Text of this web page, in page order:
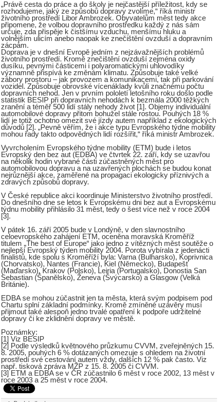
„Právě cesta do práce a do školy je nejčastější příležitost, kdy se
rozhodujeme, jaký ze způsobů dopravy zvolíme,“ říká ministr
životního prostředí Libor Ambrozek. Obyvatelům měst tedy akce
připomene, že volbou dopravního prostředku každý z nás sám
určuje, zda přispěje k čistšímu vzduchu, menšímu hluku a
volnějším ulicím anebo naopak ke znečištění ovzduší a dopravním
zácpám.
Doprava je v dnešní Evropě jedním z nejzávažnějších problémů
životního prostředí. Kromě znečištění ovzduší zejména oxidy
dusíku, pevnými částicemi i polyaromatickými uhlovodíky
významně přispívá ke změnám klimatu. Způsobuje také velké
zábory prostoru – jak provozem a komunikacemi, tak při parkování
vozidel. Způsobuje obrovské vícenáklady kvůli značnému počtu
dopravních nehod. Jen v prvním pololetí letošního roku došlo podle
statistik BESIP při dopravních nehodách k bezmála 2000 těžkých
zranění a téměř 500 lidí stály nehody život [1]. Objemy individuální
automobilové dopravy přitom bohužel stále rostou. Pouhých 18 %
lidí je totiž ochotno omezit své jízdy autem například z ekologických
důvodů [2]. „Pevně věřím, že i akce typu Evropského týdne mobility
mohou řady takto odpovědných lidí rozšířit,“ říká ministr Ambrozek.
Vyvrcholením Evropského týdne mobility (ETM) bude i letos
Evropský den bez aut (EDBA) ve čtvrtek 22. září, kdy se uzavřou
na několik hodin vybrané části zúčastněných měst pro
automobilovou dopravu a na uzavřených plochách se budou konat
nejrůznější akce, zaměřené na propagaci ekologicky příznivých a
zdravých způsobů dopravy.
V České republice akci koordinuje Ministerstvo životního prostředí.
Do dnešního dne se letos k Evropskému dni bez aut a Evropskému
týdnu mobility přihlásilo 31 měst, tedy o šest více než v roce 2004
[3].
V pátek 16. září 2005 bude v Londýně, v den slavnostního
celoevropského zahájení ETM, oceněna moravská Kroměříž
titulem „The best of Europe“ jako jedno z vítězných měst soutěže o
nejlepší Evropský týden mobility 2004. Porota vybírala z jedenácti
finalistů, kde spolu s Kroměříží byla: Varna (Bulharsko), Koprivnica
(Chorvatsko), Nantes (Francie), Kiel (Německo), Budapešť
(Maďarsko), Krakov (Polsko), Leiria (Portugalsko), Donostia San
Sebastian (Španělsko), Ženeva (Švýcarsko) a Glasgow (Velká
Británie).
EDBA se mohou zúčastnit jen ta města, která svým podpisem pod
Chartu splní základní podmínky. Kromě zmíněné uzávěry musí
přijmout také alespoň jedno trvalé opatření k podpoře udržitelné
dopravy či ke zklidnění dopravy ve městě.
Poznámky:
[1] Viz BESIP
[2] Podle výsledků květnového průzkumu CVVM, zveřejněných 15.
8. 2005, pouhých 6 % dotázaných omezuje s ohledem na životní
prostředí své cestování autem vždy, dalších 12 % pak často. Viz
např. tisková zpráva MŽP z 15. 8. 2005 či CVVM.
[3] ETM a EDBA se v ČR zúčastnilo 6 měst v roce 2002, 13 měst v
roce 2003 a 25 měst v roce 2004.